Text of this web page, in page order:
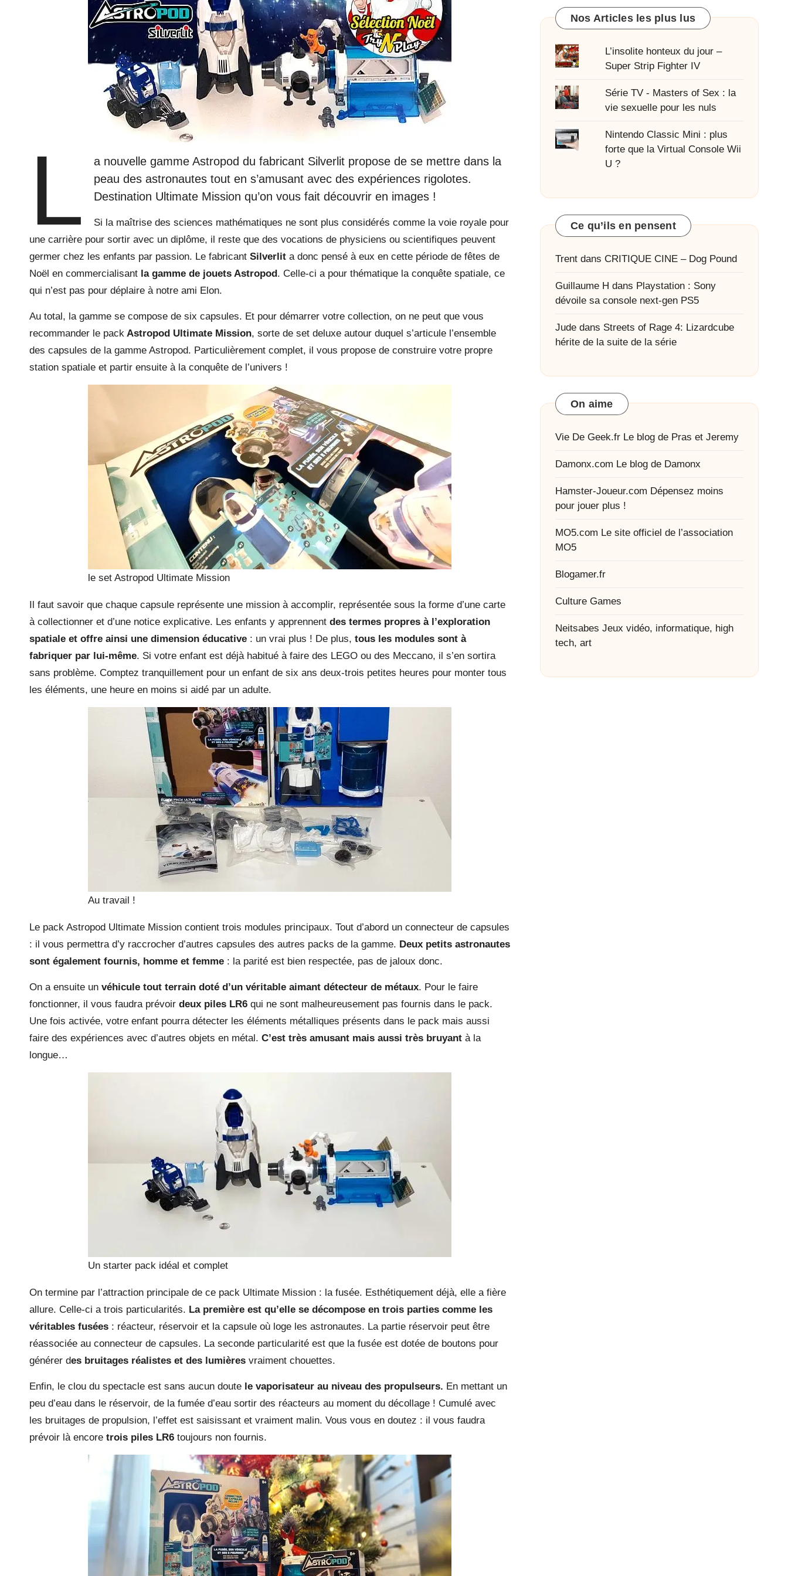
L
a nouvelle gamme Astropod du fabricant Silverlit propose de se mettre dans la
peau des astronautes tout en s’amusant avec des expériences rigolotes.
Destination Ultimate Mission qu’on vous fait découvrir en images !
Si la maîtrise des sciences mathématiques ne sont plus considérés comme la voie royale pour
une carrière pour sortir avec un diplôme, il reste que des vocations de physiciens ou scientifiques peuvent
germer chez les enfants par passion. Le fabricant Silverlit a donc pensé à eux en cette période de fêtes de
Noël en commercialisant la gamme de jouets Astropod. Celle-ci a pour thématique la conquête spatiale, ce
qui n’est pas pour déplaire à notre ami Elon.
Au total, la gamme se compose de six capsules. Et pour démarrer votre collection, on ne peut que vous
recommander le pack Astropod Ultimate Mission, sorte de set deluxe autour duquel s’articule l’ensemble
des capsules de la gamme Astropod. Particulièrement complet, il vous propose de construire votre propre
station spatiale et partir ensuite à la conquête de l’univers !
le set Astropod Ultimate Mission
Il faut savoir que chaque capsule représente une mission à accomplir, représentée sous la forme d’une carte
à collectionner et d’une notice explicative. Les enfants y apprennent des termes propres à l’exploration
spatiale et offre ainsi une dimension éducative : un vrai plus ! De plus, tous les modules sont à
fabriquer par lui-même. Si votre enfant est déjà habitué à faire des LEGO ou des Meccano, il s’en sortira
sans problème. Comptez tranquillement pour un enfant de six ans deux-trois petites heures pour monter tous
les éléments, une heure en moins si aidé par un adulte.
Au travail !
Le pack Astropod Ultimate Mission contient trois modules principaux. Tout d’abord un connecteur de capsules
: il vous permettra d’y raccrocher d’autres capsules des autres packs de la gamme. Deux petits astronautes
sont également fournis, homme et femme : la parité est bien respectée, pas de jaloux donc.
On a ensuite un véhicule tout terrain doté d’un véritable aimant détecteur de métaux. Pour le faire
fonctionner, il vous faudra prévoir deux piles LR6 qui ne sont malheureusement pas fournis dans le pack.
Une fois activée, votre enfant pourra détecter les éléments métalliques présents dans le pack mais aussi
faire des expériences avec d’autres objets en métal. C’est très amusant mais aussi très bruyant à la
longue…
Un starter pack idéal et complet
On termine par l’attraction principale de ce pack Ultimate Mission : la fusée. Esthétiquement déjà, elle a fière
allure. Celle-ci a trois particularités. La première est qu’elle se décompose en trois parties comme les
véritables fusées : réacteur, réservoir et la capsule où loge les astronautes. La partie réservoir peut être
réassociée au connecteur de capsules. La seconde particularité est que la fusée est dotée de boutons pour
générer des bruitages réalistes et des lumières vraiment chouettes.
Enfin, le clou du spectacle est sans aucun doute le vaporisateur au niveau des propulseurs. En mettant un
peu d’eau dans le réservoir, de la fumée d’eau sortir des réacteurs au moment du décollage ! Cumulé avec
les bruitages de propulsion, l’effet est saisissant et vraiment malin. Vous vous en doutez : il vous faudra
prévoir là encore trois piles LR6 toujours non fournis.
Nos Articles les plus lus
L’insolite honteux du jour –
Super Strip Fighter IV
Série TV - Masters of Sex : la
vie sexuelle pour les nuls
Nintendo Classic Mini : plus
forte que la Virtual Console Wii
U ?
Ce qu’ils en pensent
Trentdans CRITIQUE CINE – Dog Pound
Guillaume H dans Playstation : Sony
dévoile sa console next-gen PS5
Judedans Streets of Rage 4: Lizardcube
hérite de la suite de la série
On aime
Vie De Geek.frLe blog de Pras et Jeremy
Damonx.com Le blog de Damonx
Hamster-Joueur.com Dépensez moins
pour jouer plus !
MO5.com Le site officiel de l’association
MO5
Blogamer.fr
Culture Games
Neitsabes Jeux vidéo, informatique, high
tech, art